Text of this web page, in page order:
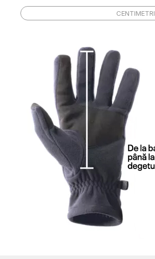
Mărimea
Circumferința
brațului (cm)
16.2 - 17.5
17.8 - 19.1
19.4 - 20.6
21.0 - 22.2
CENTIMETRI